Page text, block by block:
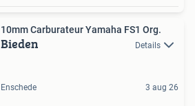
10mm Carburateur Yamaha FS1 Org.
Bieden Details
Enschede 3 aug 26